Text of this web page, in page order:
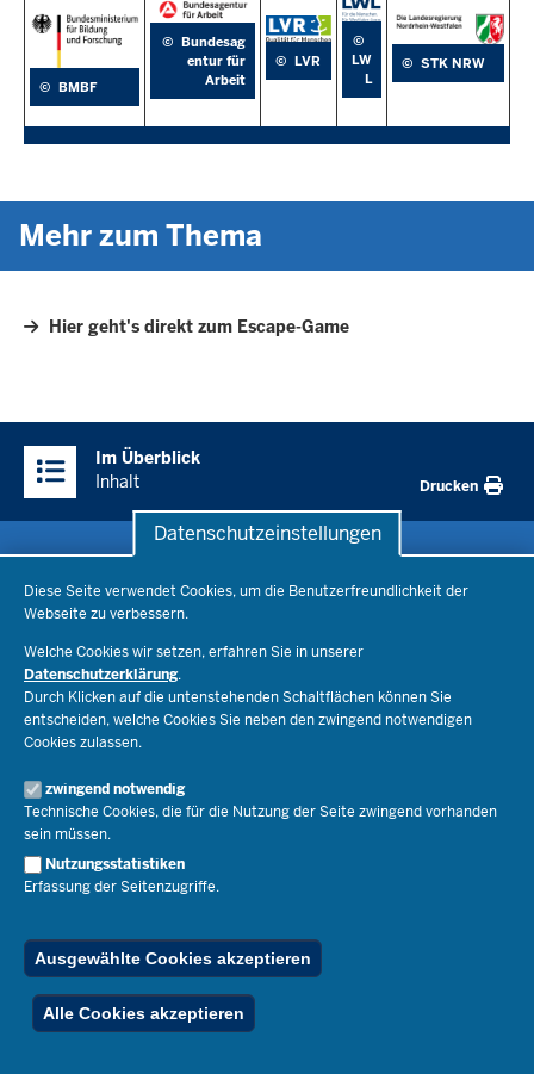
Datenschutzeinstellungen
Diese Seite verwendet Cookies, um die Benutzerfreundlichkeit der
Webseite zu verbessern.
Welche Cookies wir setzen, erfahren Sie in unserer
Datenschutzerklärung.
Durch Klicken auf die untenstehenden Schaltflächen können Sie
entscheiden, welche Cookies Sie neben den zwingend notwendigen
Cookies zulassen.
zwingend notwendig
Technische Cookies, die für die Nutzung der Seite zwingend vorhanden
sein müssen.
Nutzungsstatistiken
Erfassung der Seitenzugriffe.
Ausgewählte Cookies akzeptieren
Alle Cookies akzeptieren
© BMBF
© Bundesag
entur für
Arbeit
© LVR
©
LW
L
© STK NRW
Mehr zum Thema
Hier geht's direkt zum Escape-Game
Inhalte
Im Überblick
Inhalt
Drucken
Bildungsthemen
Lehrkräfte
Recht
Schulleben
Ministerium
Ministerin Dorothee Feller
Staatssekretär Dr. Urban Mauer
Open Government
Bibliothek
Veranstaltungen
Geschäftsbereich
Presse
Pressefotos
Social Media
Pressekontakt
Service
Schule(n) suchen
Kontakt
Der Weg zu uns
Publikationen
RSS-Feed
Ferienordnung
© 2026 Bildungsportal NRW
Below
Footer
Menu
Inhalt Impressum Datenschutz